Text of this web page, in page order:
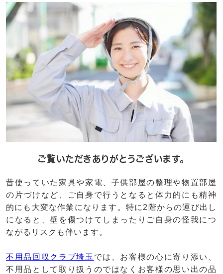
ご覧いただきありがとうございます。
昔使っていた家具や家電、子供部屋の整理や物置部屋
の片づけなど、ご自身で行うとなると体力的にも精神
的にも大変な作業になります。特に2階からの運び出し
になると、壁を傷つけてしまったりご自身の怪我につ
ながるリスクも伴います。
不用品回収クラブ埼玉 では、お客様の心に寄り添い、
不用品として取り扱うのではなくお客様の思い出の品